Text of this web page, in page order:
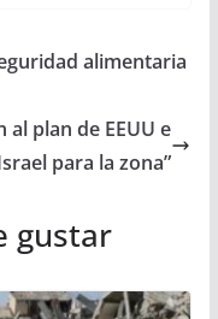
alimentaria
plan de EEUU e
para la zona”
gustar